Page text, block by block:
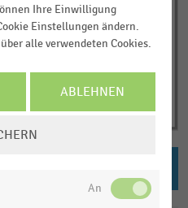
Ihre Einwilligung
Einstellungen ändern.
alle verwendeten Cookies.
ABLEHNEN